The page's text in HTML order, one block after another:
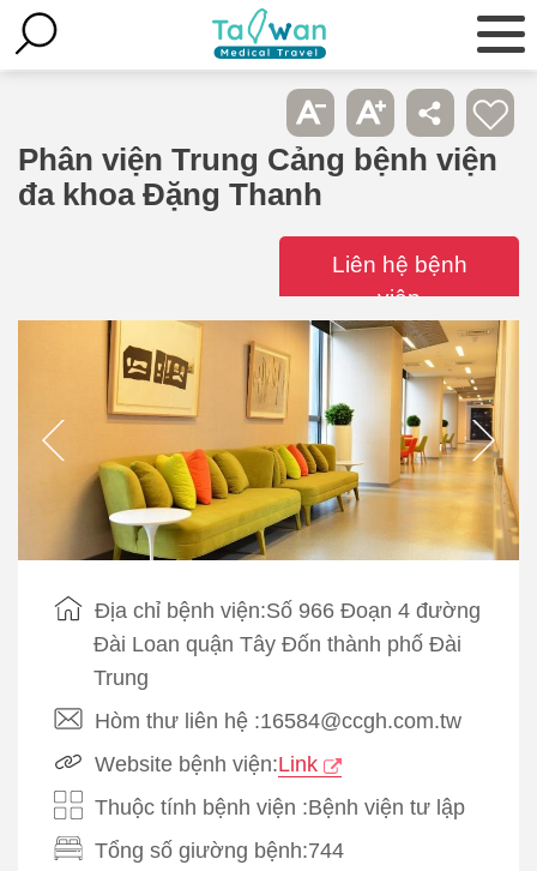
Phân viện Trung Cảng bệnh viện
đa khoa Đặng Thanh
Liên hệ bệnh
viện
Địa chỉ bệnh viện:Số 966 Đoạn 4 đường
Đài Loan quận Tây Đốn thành phố Đài
Trung
Hòm thư liên hệ :16584@ccgh.com.tw
Website bệnh viện:Link
Thuộc tính bệnh viện :Bệnh viện tư lập
Tổng số giường bệnh:744